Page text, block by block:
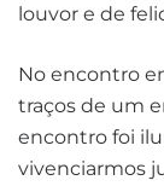
louvor e de
No encontro
traços de um
encontro foi
vivenciarmos